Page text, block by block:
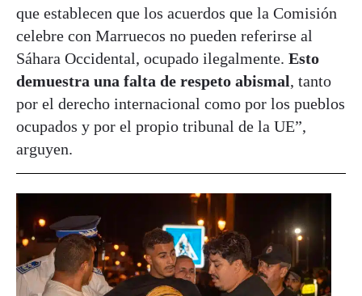
que establecen que los acuerdos que la Comisión
celebre con Marruecos no pueden referirse al
Sáhara Occidental, ocupado ilegalmente. Esto
demuestra una falta de respeto abismal, tanto
por el derecho internacional como por los pueblos
ocupados y por el propio tribunal de la UE”,
arguyen.